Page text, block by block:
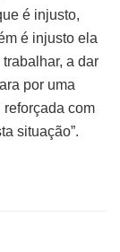
é injusto,
é injusto ela
a dar
por uma
reforçada com
situação”.